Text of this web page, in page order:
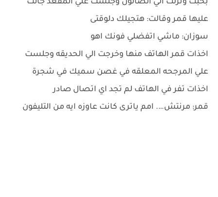
بخبث ونزلت الي الصالون وجلست علي المقعد جائت
عليها قمر وقالت: هتجيلك دلوقتى
سوزان: ماشي اتفضلي فونك اهو
اخذات قمر الهاتف منها وخرجت الي الحديقه وجلست
علي المرجحه المعلقه في غصن سميك في شجرة
اخذات تفر في الهاتف لم تجد اي اتصال صادر
قمر: مرنتش…. امم ياترى كانت عاوزه ايه من التليفون